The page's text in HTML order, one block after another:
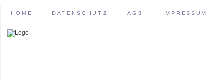
HOME DATENSCHUTZ AGB IMPRESSUM